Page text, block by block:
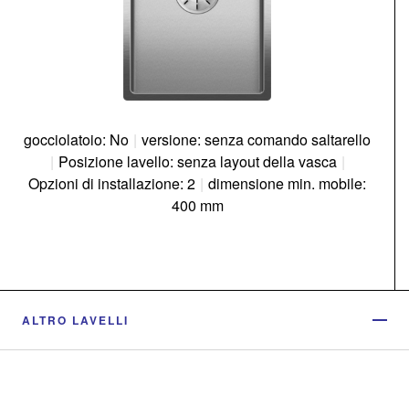
gocciolatoio: No | versione: senza comando saltarello
| Posizione lavello: senza layout della vasca |
Opzioni di installazione: 2 | dimensione min. mobile:
400 mm
ALTRO LAVELLI